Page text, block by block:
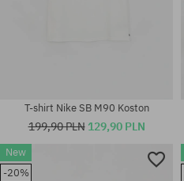
T-shirt Nike SB M90 Koston
199,90 PLN 129,90 PLN
New
-20%